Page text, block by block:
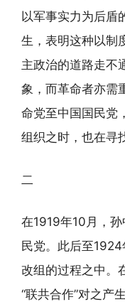
以军事实力为后盾
生，表明这种以制
主政治的道路走不
象，而革命者亦需
命党至中国国民党
组织之时，也在寻
二
在1919年10月，
民党。此后至
改组的过程之中。
“联共合作”对之产